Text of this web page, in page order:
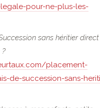
pour-ne-plus-les-
sans héritier direct
placement-
de-succession-sans-